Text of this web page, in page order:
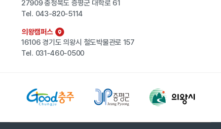
27909 충청북도 증평군 대학로 61
Tel. 043-820-5114
의왕캠퍼스
16106 경기도 의왕시 철도박물관로 157
Tel. 031-460-0500